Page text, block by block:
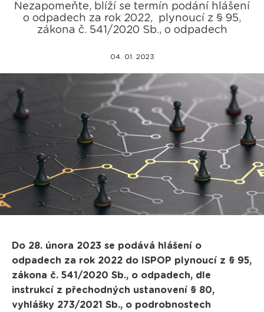
Nezapomeňte, blíží se termín podání hlášení
o odpadech za rok 2022, plynoucí z § 95,
zákona č. 541/2020 Sb., o odpadech
04. 01. 2023
Do 28. února 2023 se podává hlášení o
odpadech za rok 2022 do ISPOP plynoucí z § 95,
zákona č. 541/2020 Sb., o odpadech, dle
instrukcí z přechodných ustanovení § 80,
vyhlášky 273/2021 Sb., o podrobnostech